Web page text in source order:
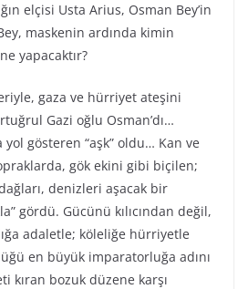
elçisi Usta Arius, Osman Bey’in
maskenin ardında kimin
yapacaktır?
gaza ve hürriyet ateşini
Gazi oğlu Osman’dı…
yol gösteren “aşk” oldu… Kan ve
gök ekini gibi biçilen;
denizleri aşacak bir
gördü. Gücünü kılıcından değil,
adaletle; köleliğe hürriyetle
en büyük imparatorluğa adını
kıran bozuk düzene karşı